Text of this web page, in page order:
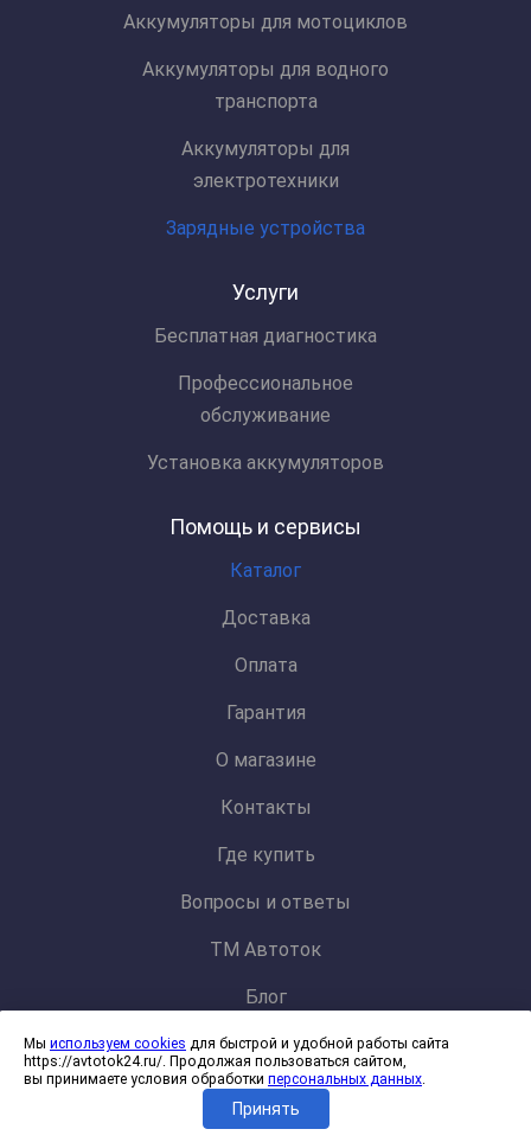
Аккумуляторы для мотоциклов
Аккумуляторы для водного
транспорта
Аккумуляторы для
электротехники
Зарядные устройства
Услуги
Бесплатная диагностика
Профессиональное
обслуживание
Установка аккумуляторов
Помощь и сервисы
Каталог
Доставка
Оплата
Гарантия
О магазине
Контакты
Где купить
Вопросы и ответы
ТМ Автоток
Блог
Политика конфиденциальности и обработки персональных данных
Согласие на обработку файлов cookies
Мы используем cookies для быстрой и удобной работы сайта
https://avtotok24.ru/. Продолжая пользоваться сайтом,
вы принимаете условия обработки персональных данных.
Принять